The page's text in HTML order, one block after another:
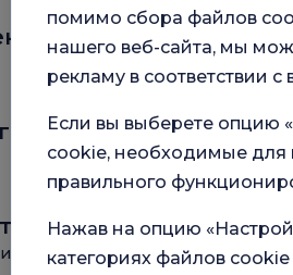
больница Битлиса
Инёню
помимо сбора файлов
нашего веб-сайта, мы
рекламу в соответствии
Если вы выберете опцию
cookie, необходимые для
правильного
Нажав на опцию
категориях файлов